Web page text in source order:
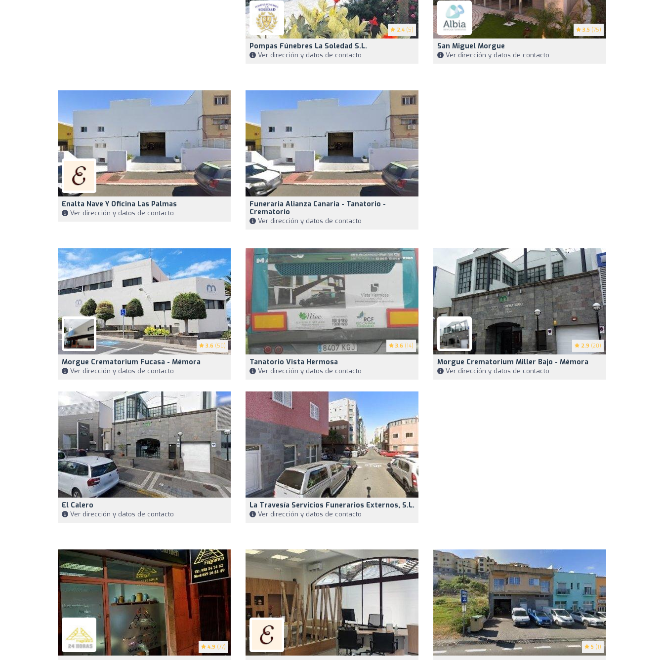
2.4 (5)
Pompas Fúnebres La Soledad S.L.
Ver dirección y datos de contacto
3.5 (75)
San Miguel Morgue
Ver dirección y datos de contacto
Enalta Nave Y Oficina Las Palmas
Ver dirección y datos de contacto
Funeraria Alianza Canaria - Tanatorio -
Crematorio
Ver dirección y datos de contacto
3.6 (50)
Morgue Crematorium Fucasa - Mémora
Ver dirección y datos de contacto
3.6 (14)
Tanatorio Vista Hermosa
Ver dirección y datos de contacto
2.9 (20)
Morgue Crematorium Miller Bajo - Mémora
Ver dirección y datos de contacto
El Calero
Ver dirección y datos de contacto
La Travesía Servicios Funerarios Externos, S.L.
Ver dirección y datos de contacto
4.9 (77) 5 (1)